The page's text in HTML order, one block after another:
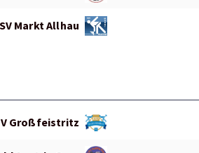
Markt Allhau
Großfeistritz